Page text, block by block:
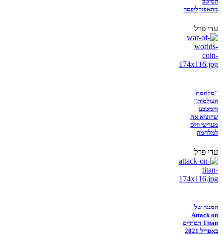
מהאפוקליפסה
עדי פרל
"מלחמת
העולמות"
והמטבע
שהוציא את
מעריצי וולס
למלחמה
עדי פרל
המנגה של
Attack on
Titan תסתיים
באפריל 2021